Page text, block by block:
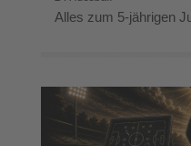
Alles zum 5-jährigen